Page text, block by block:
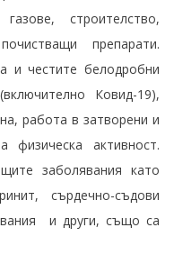
строителство,
препарати.
и честите белодробни
Ковид-19),
работа в затворени и
физическа активност.
заболявания като
сърдечно-съдови
и други, също са